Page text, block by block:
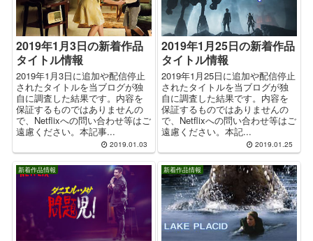
2019年1月3日の新着作品
タイトル情報
2019年1月3日に追加や配信停止
されたタイトルを当ブログが独
自に調査した結果です。内容を
保証するものではありませんの
で、Netflixへの問い合わせ等はご
遠慮ください。本記事...
2019.01.03
2019年1月25日の新着作品
タイトル情報
2019年1月25日に追加や配信停止
されたタイトルを当ブログが独
自に調査した結果です。内容を
保証するものではありませんの
で、Netflixへの問い合わせ等はご
遠慮ください。本記...
2019.01.25
新着作品情報 新着作品情報